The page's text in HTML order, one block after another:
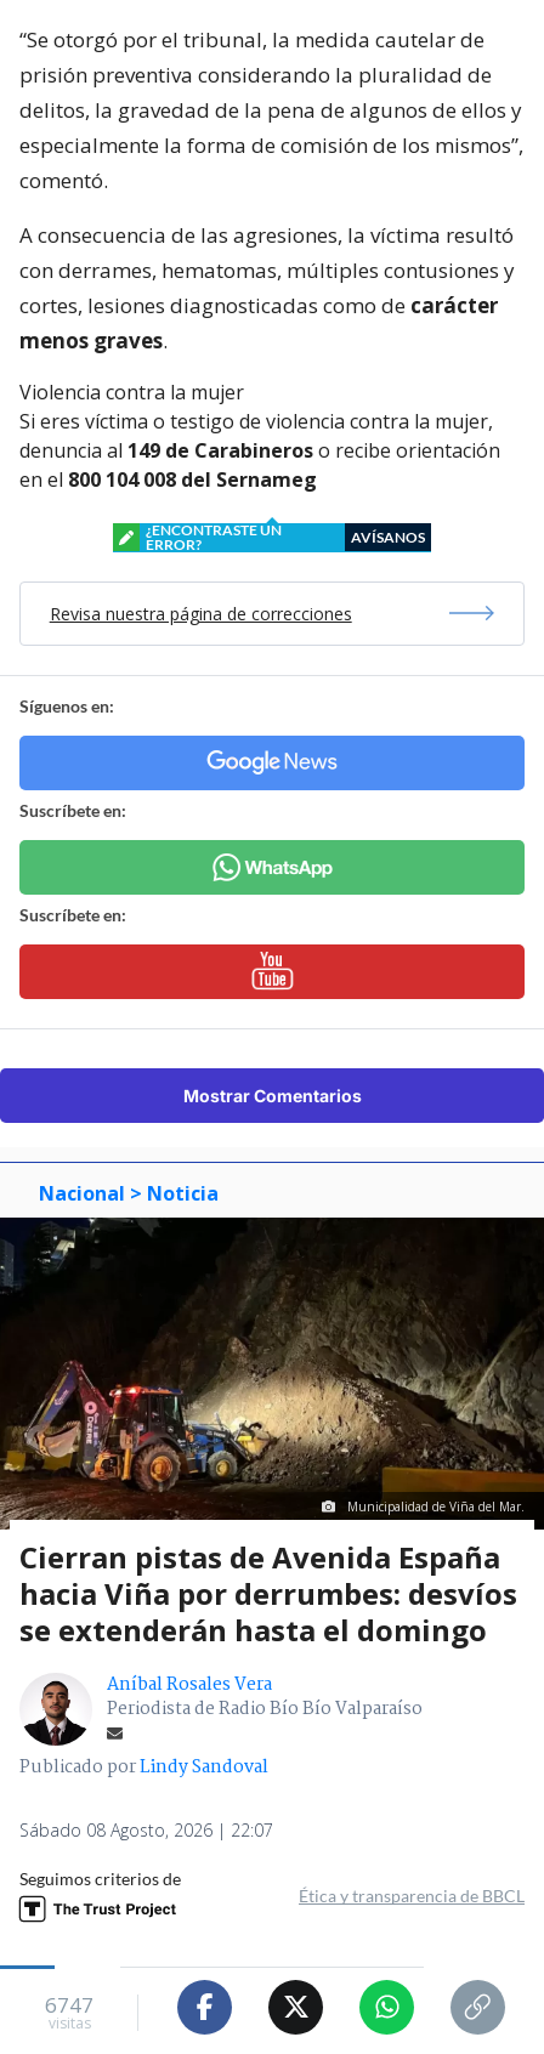
“Se otorgó por el tribunal, la medida cautelar de
prisión preventiva considerando la pluralidad de
delitos, la gravedad de la pena de algunos de ellos y
especialmente la forma de comisión de los mismos”,
comentó.
A consecuencia de las agresiones, la víctima resultó
con derrames, hematomas, múltiples contusiones y
cortes, lesiones diagnosticadas como de carácter
menos graves.
Violencia contra la mujer
Si eres víctima o testigo de violencia contra la mujer,
denuncia al 149 de Carabineroso recibe orientación
en el 800 104 008 del Sernameg
¿ENCONTRASTE UN
ERROR?
AVÍSANOS
Revisa nuestra página de correcciones
Síguenos en:
Suscríbete en:
Suscríbete en:
Mostrar Comentarios
Nacional > Noticia
Municipalidad de Viña del Mar.
Cierran pistas de Avenida España
hacia Viña por derrumbes: desvíos
se extenderán hasta el domingo
Aníbal Rosales Vera
Periodista de Radio Bío Bío Valparaíso
Publicado porLindy Sandoval
Sábado 08 Agosto, 2026 | 22:07
Seguimos criterios de
Ética y transparencia de BBCL
6747
visitas